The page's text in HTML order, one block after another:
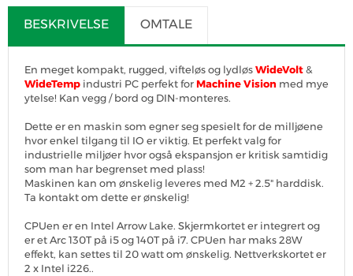
BESKRIVELSE OMTALE
En meget kompakt, rugged, vifteløs og lydløsWideVolt&
WideTemp industri PC perfekt forMachine Vision med mye
ytelse! Kan vegg / bord og DIN-monteres.
Dette er en maskin som egner seg spesielt for de milljøene
hvor enkel tilgang til IO er viktig. Et perfekt valg for
industrielle miljøer hvor også ekspansjon er kritisk samtidig
som man har begrenset med plass!
Maskinen kan om ønskelig leveres med M2 + 2.5" harddisk.
Ta kontakt om dette er ønskelig!
CPUen er en Intel Arrow Lake. Skjermkortet er integrert og
er et Arc 130T på i5 og 140T på i7. CPUen har maks 28W
effekt, kan settes til 20 watt om ønskelig. Nettverkskortet er
2 x Intel i226..